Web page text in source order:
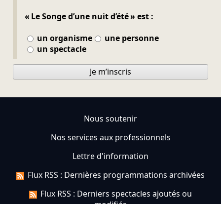
« Le Songe d’une nuit d’été » est :
un organisme
une personne
un spectacle
Je m’inscris
Nous soutenir
Nos services aux professionnels
Lettre d'information
Flux RSS : Dernières programmations archivées
Flux RSS : Derniers spectacles ajoutés ou